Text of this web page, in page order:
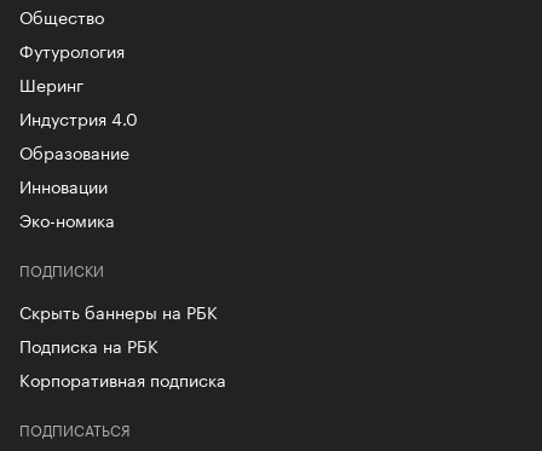
Общество
Футурология
Шеринг
Индустрия 4.0
Образование
Инновации
Эко-номика
ПОДПИСКИ
Скрыть баннеры на РБК
Подписка на РБК
Корпоративная подписка
ПОДПИСАТЬСЯ